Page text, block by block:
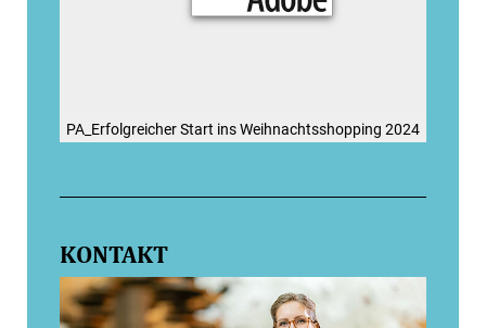
PA_Erfolgreicher Start ins Weihnachtsshopping 2024
KONTAKT